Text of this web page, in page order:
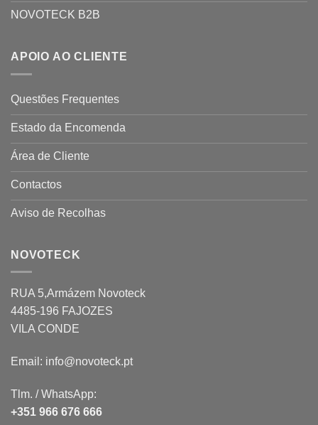
NOVOTECK B2B
APOIO AO CLIENTE
Questões Frequentes
Estado da Encomenda
Área de Cliente
Contactos
Aviso de Recolhas
NOVOTECK
RUA 5,Armázem Novoteck
4485-196 FAJOZES
VILA CONDE
Email: info@novoteck.pt
Tlm. / WhatsApp:
+351 966 676 666